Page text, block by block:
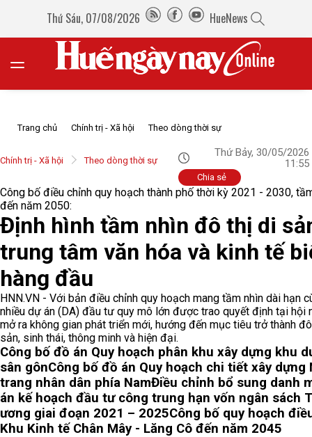
Thứ Sáu, 07/08/2026 HueNews
Trang chủ Chính trị - Xã hội Theo dòng thời sự
Chính trị - Xã hội Theo dòng thời sự
Thứ Bảy, 30/05/2026
11:55
Chia sẻ
Công bố điều chỉnh quy hoạch thành phố thời kỳ 2021 - 2030,
đến năm 2050:
Định hình tầm nhìn đô thị di
trung tâm văn hóa và kinh tế
hàng đầu
HNN.VN - Với bản điều chỉnh quy hoạch mang tầm nhìn dài hạn
nhiều dự án (DA) đầu tư quy mô lớn được trao quyết định tại hội
mở ra không gian phát triển mới, hướng đến mục tiêu trở thành
sản, sinh thái, thông minh và hiện đại.
Công bố đồ án Quy hoạch phân khu xây dựng khu
sân gônCông bố đồ án Quy hoạch chi tiết xây dựng
trang nhân dân phía NamĐiều chỉnh bổ sung danh
án kế hoạch đầu tư công trung hạn vốn ngân sách
ương giai đoạn 2021 – 2025Công bố quy hoạch
Khu Kinh tế Chân Mây - Lăng Cô đến năm 2045